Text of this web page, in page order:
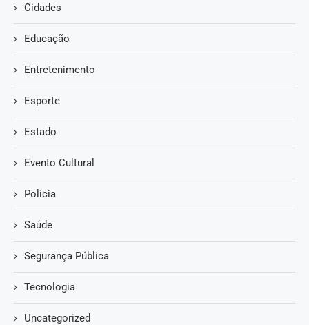
Cidades
Educação
Entretenimento
Esporte
Estado
Evento Cultural
Polícia
Saúde
Segurança Pública
Tecnologia
Uncategorized